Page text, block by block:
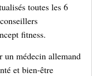
toutes les 6
fitness.
un médecin allemand
et bien-être